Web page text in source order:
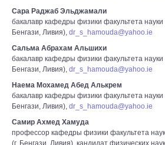
Сара Раджаб Эльджамали
бакалавр кафедры физики факультета науки
Бенгази, Ливия), dr_s_hamouda@yahoo.ie
Сальма Абрахам Альшихи
бакалавр кафедры физики факультета науки
Бенгази, Ливия), dr_s_hamouda@yahoo.ie
Наема Мохамед Абед Алькрем
бакалавр кафедры физики факультета науки
Бенгази, Ливия), dr_s_hamouda@yahoo.ie
Самир Ахмед Хамуда
профессор кафедры физики факультета
(г. Бенгази, Ливия), кандидат физических